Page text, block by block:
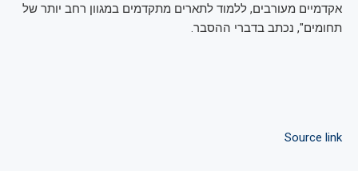
אקדמיים מעורבים, ללמוד לתארים מתקדמים במגוון רחב יותר של
תחומים", נכתב בדברי ההסבר.
Source link